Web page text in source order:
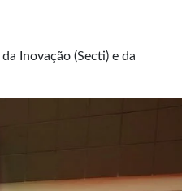
Inovação (Secti) e da